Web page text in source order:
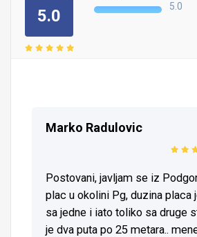
5.0 5.0
Marko Radulovic
Postovani, javljam se iz
plac u okolini Pg, duzina placa
sa jedne i iato toliko sa druge
je dva puta po 25 metara..